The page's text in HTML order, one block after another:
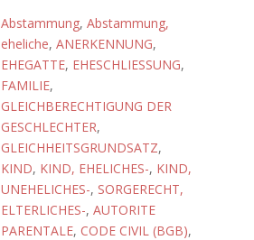
Abstammung, Abstammung,
eheliche, ANERKENNUNG,
EHEGATTE, EHESCHLIESSUNG,
FAMILIE,
GLEICHBERECHTIGUNG DER
GESCHLECHTER,
GLEICHHEITSGRUNDSATZ,
KIND, KIND, EHELICHES-, KIND,
UNEHELICHES-, SORGERECHT,
ELTERLICHES-, AUTORITE
PARENTALE, CODE CIVIL (BGB),